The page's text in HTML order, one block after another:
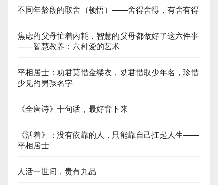
不同年龄段的取舍（顿悟）——舍得舍得，有舍有得
焦虑的父母忙着内耗，智慧的父母都做好了这六件事
——智慧教养：六种爱的艺术​
平相居士：劝君莫惜金缕衣，劝君惜取少年名，珍惜
少见的男孩名字
《全唐诗》十句话，最好背下来
《活着》：没有依靠的人，只能靠自己扛起人生——
平相居士
人活一世间，贵有九品